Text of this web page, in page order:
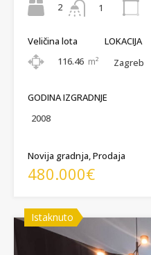
2
1
Veličina lota
116.46 m²
LOKACIJA
Zagreb
GODINA IZGRADNJE
2008
Novija gradnja, Prodaja
480.000€
Istaknuto